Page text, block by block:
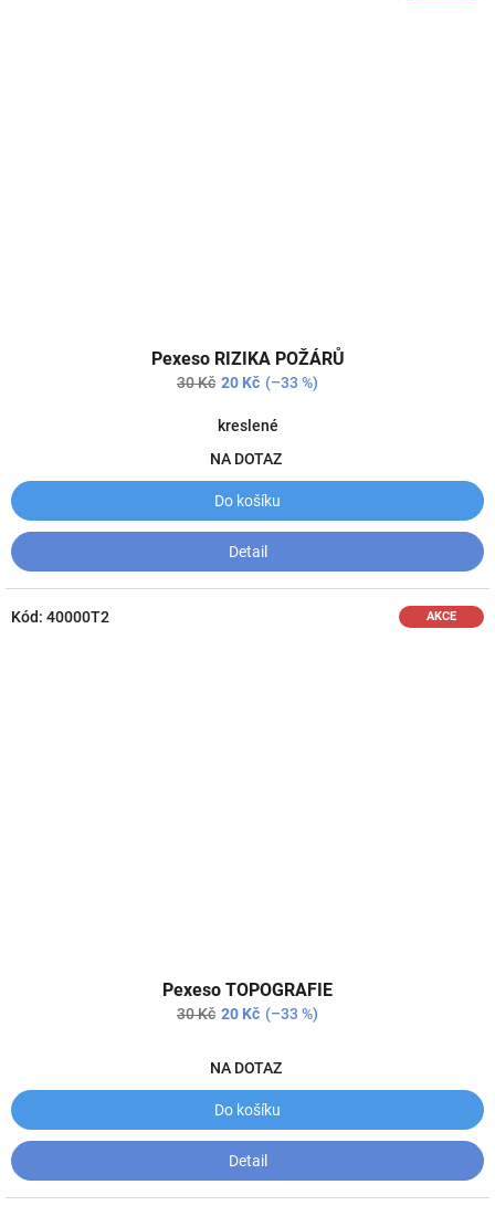
hodnocení
produktu
4,5
5
hvězdiček.
Pexeso RIZIKA POŽÁRŮ
30 Kč 20 Kč (–33 %)
kreslené
NA DOTAZ
Do košíku
Detail
AKCE
hodnocení
produktu
z
Pexeso TOPOGRAFIE
30 Kč 20 Kč (–33 %)
NA DOTAZ
Do košíku
Detail
Kód: 40000T2